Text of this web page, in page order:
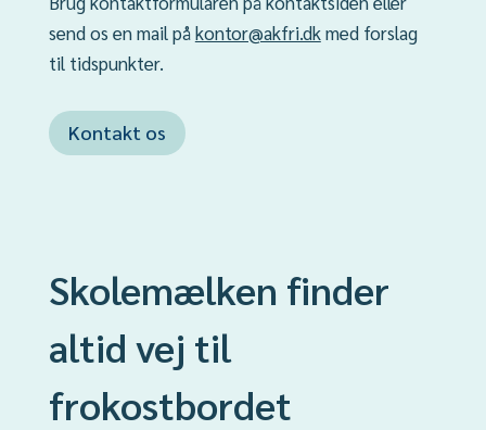
send os en mail påkontor@akfri.dkmed forslag
til tidspunkter.
Kontakt os
Skolemælken finder
altid vej til
frokostbordet